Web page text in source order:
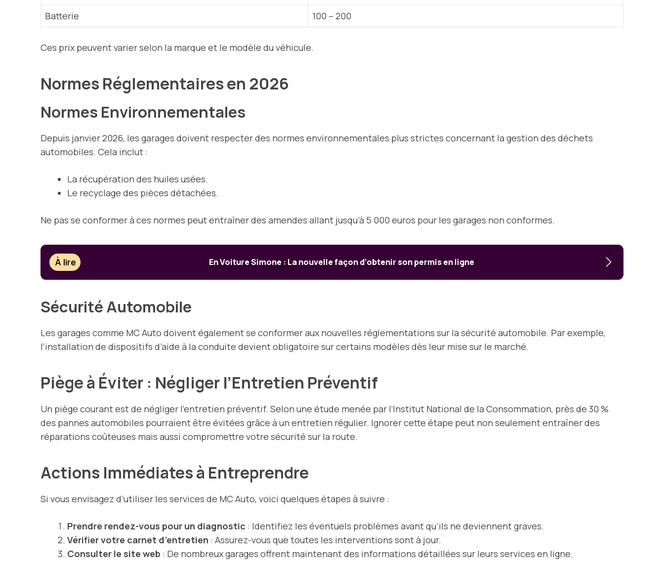
Batterie
100 – 200
Ces prix peuvent varier selon la marque et le modèle du véhicule.
Normes Réglementaires en 2026
Normes Environnementales
Depuis janvier 2026, les garages doivent respecter des normes environnementales plus strictes concernant la gestion des déchets
automobiles. Cela inclut :
La récupération des huiles usées.
Le recyclage des pièces détachées.
Ne pas se conformer à ces normes peut entraîner des amendes allant jusqu’à 5 000 euros pour les garages non conformes.
À lire En Voiture Simone : La nouvelle façon d’obtenir son permis en ligne
Sécurité Automobile
Les garages comme MC Auto doivent également se conformer aux nouvelles réglementations sur la sécurité automobile. Par exemple,
l’installation de dispositifs d’aide à la conduite devient obligatoire sur certains modèles dès leur mise sur le marché.
Piège à Éviter : Négliger l’Entretien Préventif
Un piège courant est de négliger l’entretien préventif. Selon une étude menée par l’Institut National de la Consommation, près de 30 %
des pannes automobiles pourraient être évitées grâce à un entretien régulier. Ignorer cette étape peut non seulement entraîner des
réparations coûteuses mais aussi compromettre votre sécurité sur la route.
Actions Immédiates à Entreprendre
Si vous envisagez d’utiliser les services de MC Auto, voici quelques étapes à suivre :
Prendre rendez-vous pour un diagnostic : Identifiez les éventuels problèmes avant qu’ils ne deviennent graves.
Vérifier votre carnet d’entretien : Assurez-vous que toutes les interventions sont à jour.
Consulter le site web : De nombreux garages offrent maintenant des informations détaillées sur leurs services en ligne.